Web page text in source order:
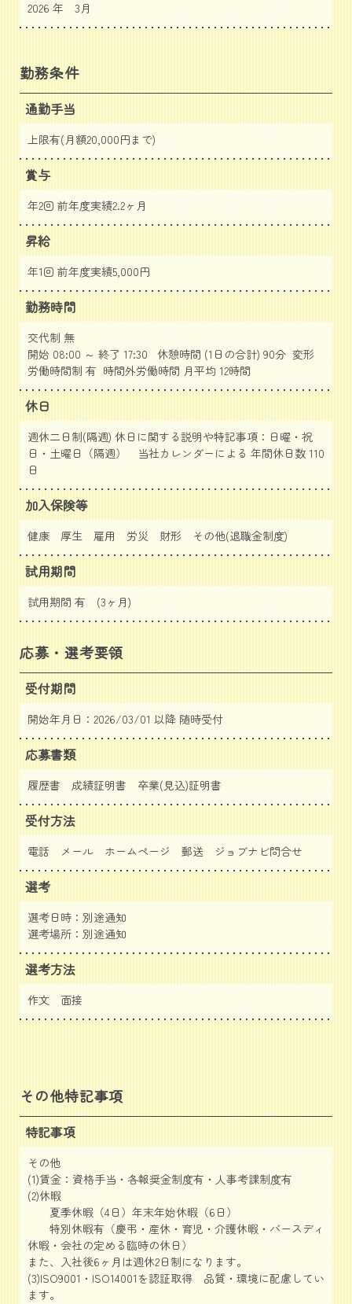
2026 年 3月
勤務条件
通勤手当
上限有(月額20,000円まで)
賞与
年2回 前年度実績2.2ヶ月
昇給
年1回 前年度実績5,000円
勤務時間
交代制 無
開始 08:00 ～ 終了 17:30 休憩時間 (1日の合計) 90分 変形
労働時間制 有 時間外労働時間 月平均 12時間
休日
週休二日制(隔週) 休日に関する説明や特記事項：日曜・祝
日・土曜日（隔週） 当社カレンダーによる 年間休日数 110
日
加入保険等
健康 厚生 雇用 労災 財形 その他(退職金制度)
試用期間
試用期間 有 (3ヶ月)
応募・選考要領
受付期間
開始年月日：2026/03/01 以降 随時受付
応募書類
履歴書 成績証明書 卒業(見込)証明書
受付方法
電話 メール ホームページ 郵送 ジョブナビ問合せ
選考
選考日時：別途通知
選考場所：別途通知
選考方法
作文 面接
その他特記事項
特記事項
その他
(1)賃金：資格手当・各報奨金制度有・人事考課制度有
(2)休暇
夏季休暇（4日）年末年始休暇（6日）
特別休暇有（慶弔・産休・育児・介護休暇・バースディ
休暇・会社の定める臨時の休日）
また、入社後6ヶ月は週休2日制になります。
(3)ISO9001・ISO14001を認証取得 品質・環境に配慮してい
ます。